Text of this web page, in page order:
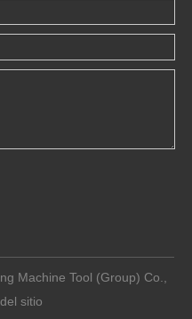
Machine Tool (Group) Co.,
sitio